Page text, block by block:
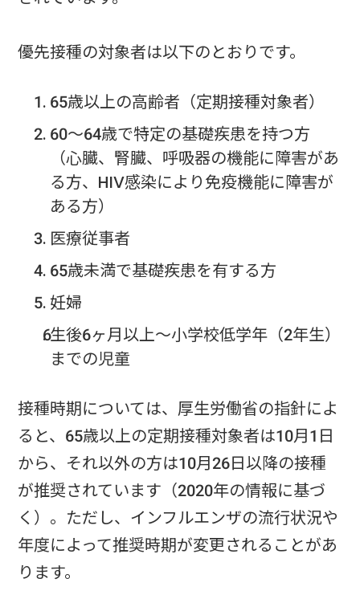
優先接種の対象者は以下のとおりです。
65歳以上の高齢者（定期接種対象者）
60～64歳で特定の基礎疾患を持つ方
（心臓、腎臓、呼吸器の機能に障害があ
る方、HIV感染により免疫機能に障害が
ある方）
医療従事者
65歳未満で基礎疾患を有する方
妊婦
生後6ヶ月以上～小学校低学年（2年生）
までの児童
接種時期については、厚生労働省の指針によ
ると、65歳以上の定期接種対象者は10月1日
から、それ以外の方は10月26日以降の接種
が推奨されています（2020年の情報に基づ
く）。ただし、インフルエンザの流行状況や
年度によって推奨時期が変更されることがあ
ります。